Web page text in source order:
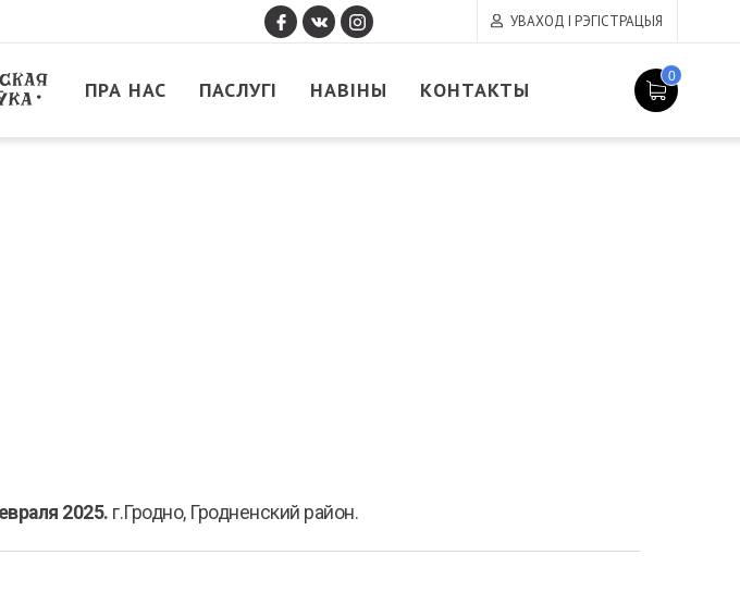
УВАХОД І РЭГІСТРАЦЫЯ
ПРА НАС ПАСЛУГІ НАВІНЫ КОНТАКТЫ
0
2025. г.Гродно, Гродненский район.